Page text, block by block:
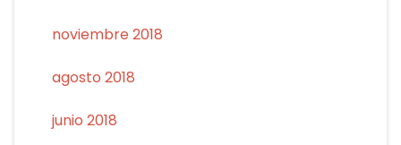
noviembre 2018
agosto 2018
junio 2018